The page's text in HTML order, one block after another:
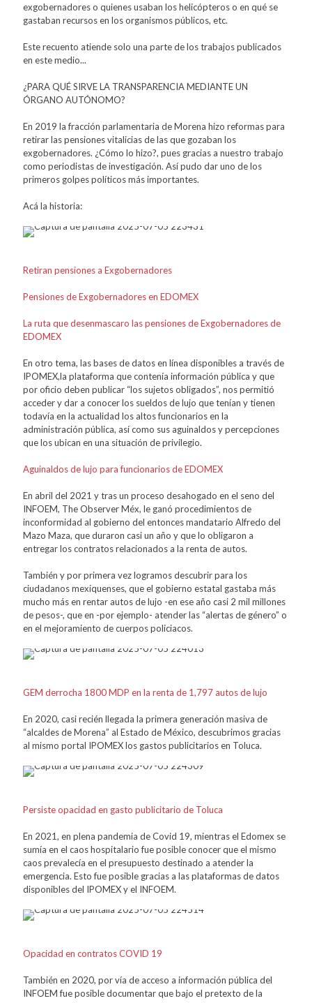
exgobernadores o quienes usaban los helicópteros o en qué se
gastaban recursos en los organismos públicos, etc.
Este recuento atiende solo una parte de los trabajos publicados
en este medio...
¿PARA QUÉ SIRVE LA TRANSPARENCIA MEDIANTE UN
ÓRGANO AUTÓNOMO?
En 2019 la fracción parlamentaria de Morena hizo reformas para
retirar las pensiones vitalicias de las que gozaban los
exgobernadores. ¿Cómo lo hizo?, pues gracias a nuestro trabajo
como periodistas de investigación. Así pudo dar uno de los
primeros golpes políticos más importantes.
Acá la historia:
Retiran pensiones a Exgobernadores
Pensiones de Exgobernadores en EDOMEX
La ruta que desenmascaro las pensiones de Exgobernadores de
EDOMEX
En otro tema, las bases de datos en línea disponibles a través de
IPOMEX,la plataforma que contenía información pública y que
por oficio deben publicar “los sujetos obligados”, nos permitió
acceder y dar a conocer los sueldos de lujo que tenían y tienen
todavía en la actualidad los altos funcionarios en la
administración pública, así como sus aguinaldos y percepciones
que los ubican en una situación de privilegio.
Aguinaldos de lujo para funcionarios de EDOMEX
En abril del 2021 y tras un proceso desahogado en el seno del
INFOEM, The Observer Méx, le ganó procedimientos de
inconformidad al gobierno del entonces mandatario Alfredo del
Mazo Maza, que duraron casi un año y que lo obligaron a
entregar los contratos relacionados a la renta de autos.
También y por primera vez logramos descubrir para los
ciudadanos mexiquenses, que el gobierno estatal gastaba más
mucho más en rentar autos de lujo -en ese año casi 2 mil millones
de pesos-, que en -por ejemplo- atender las “alertas de género” o
en el mejoramiento de cuerpos policiacos.
GEM derrocha 1800 MDP en la renta de 1,797 autos de lujo
En 2020, casi recién llegada la primera generación masiva de
“alcaldes de Morena” al Estado de México, descubrimos gracias
al mismo portal IPOMEX los gastos publicitarios en Toluca.
Persiste opacidad en gasto publicitario de Toluca
En 2021, en plena pandemia de Covid 19, mientras el Edomex se
sumía en el caos hospitalario fue posible conocer que el mismo
caos prevalecía en el presupuesto destinado a atender la
emergencia. Esto fue posible gracias a las plataformas de datos
disponibles del IPOMEX y el INFOEM.
Opacidad en contratos COVID 19
También en 2020, por vía de acceso a información pública del
INFOEM fue posible documentar que bajo el pretexto de la